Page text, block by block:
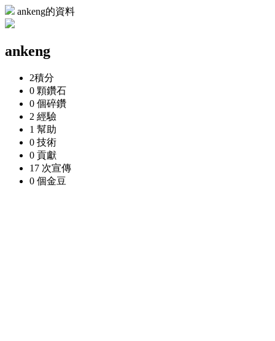
ankeng的資料
ankeng
2積分
0 顆鑽石
0 個碎鑽
2 經驗
1 幫助
0 技術
0 貢獻
17 次宣傳
0 個金豆